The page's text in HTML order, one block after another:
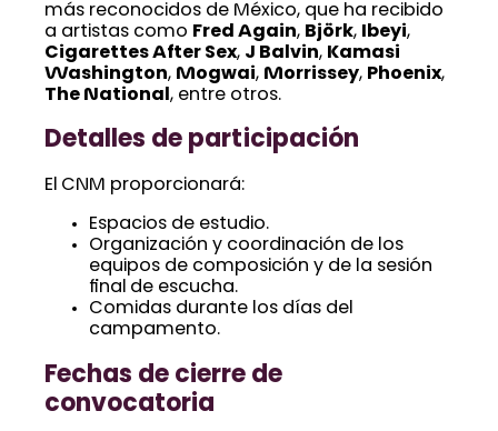
más reconocidos de México, que ha recibido
a artistas como Fred Again, Björk, Ibeyi,
Cigarettes After Sex, J Balvin, Kamasi
Washington, Mogwai, Morrissey, Phoenix,
The National , entre otros.
Detalles de participación
El CNM proporcionará:
Espacios de estudio.
Organización y coordinación de los
equipos de composición y de la sesión
final de escucha.
Comidas durante los días del
campamento.
Fechas de cierre de
convocatoria